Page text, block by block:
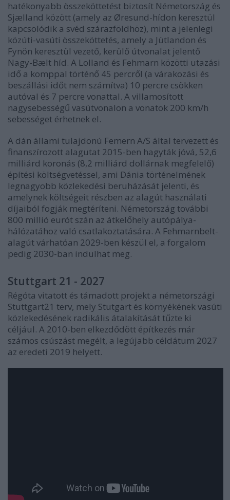
hatékonyabb összeköttetést biztosít Németország és
Sjælland között (amely az Øresund-hídon keresztül
kapcsolódik a svéd szárazföldhöz), mint a jelenlegi
közúti-vasúti összeköttetés, amely a Jütlandon és
Fynön keresztül vezető, kerülő útvonalat jelentő
Nagy-Bælt híd. A Lolland és Fehmarn közötti utazási
idő a komppal történő 45 percről (a várakozási és
beszállási időt nem számítva) 10 percre csökken
autóval és 7 percre vonattal. A villamosított
nagysebességű vasútvonalon a vonatok 200 km/h
sebességet érhetnek el.
A dán állami tulajdonú Femern A/S által tervezett és
finanszírozott alagutat 2015-ben hagyták jóvá, 52,6
milliárd koronás (8,2 milliárd dollárnak megfelelő)
építési költségvetéssel, ami Dánia történelmének
legnagyobb közlekedési beruházását jelenti, és
amelynek költségeit részben az alagút használati
díjaiból fogják megtéríteni. Németország további
800 millió eurót szán az átkelőhely autópálya-
hálózatához való csatlakoztatására. A Fehmarnbelt-
alagút várhatóan 2029-ben készül el, a forgalom
pedig 2030-ban indulhat meg.
Stuttgart 21 - 2027
Régóta vitatott és támadott projekt a németországi
Stuttgart21 terv, mely Stutgart és környékének vasúti
közlekedésének radikális átalakítását tűzte ki
céljául. A 2010-ben elkezdődött építkezés már
számos csúszást megélt, a legújabb céldátum 2027
az eredeti 2019 helyett.